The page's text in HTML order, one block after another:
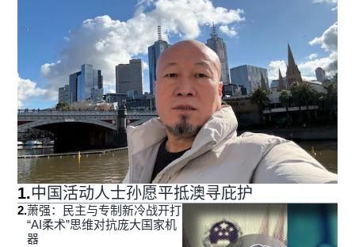
1.中国活动人士孙愿平抵澳寻庇护
2.萧强：民主与专制新冷战开打
“AI柔术”思维对抗庞大国家机
器